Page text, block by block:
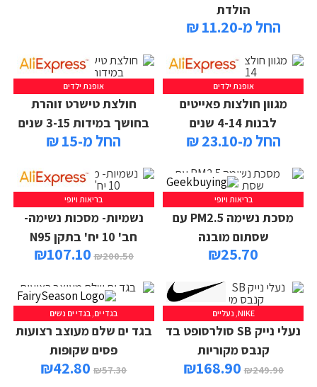
הולדת
החל מ-11.20 ₪
אופנת ילדים
מגוון חולצות פאייטים
לבנות 4-14 שנים
החל מ-23.10 ₪
אופנת ילדים
חולצת טישרט זוהרת
בחושך במידות 3-15 שנים
החל מ-15 ₪
בריאות ויופי
מסכת נשימה PM2.5 עם
שסתום מובנה
₪25.70
בריאות ויופי
נשמיות- מסכות נשימה-
חב' 10 יח' בתקן N95
₪200.50
₪107.10
NIKE נעליים
נעלי נייק SB סולרסופט בד
קנבס מקוריות
₪249.90
₪168.90
בגדי ים בגדי ים נשים
בגד ים שלם מעוצב רצועות
פסים שקופות
₪57.30
₪42.80